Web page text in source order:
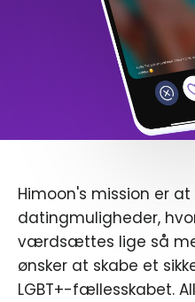
Himoon's mission er
datingmuligheder,
værdsættes lige så
ønsker at skabe et
LGBT+-fællesskabet.